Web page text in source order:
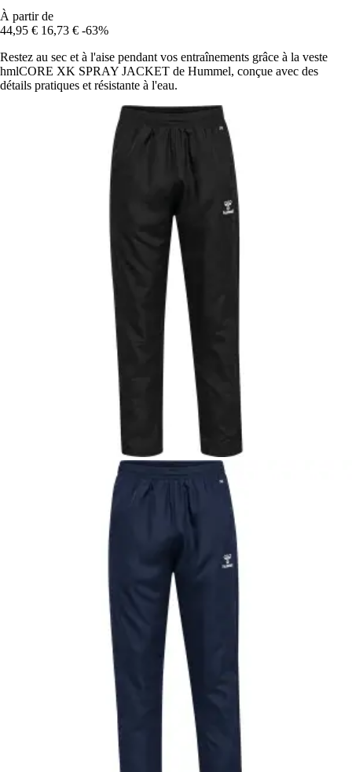
À partir de
44,95 € 16,73 € -63%
Restez au sec et à l'aise pendant vos entraînements grâce à la veste
hmlCORE XK SPRAY JACKET de Hummel, conçue avec des
détails pratiques et résistante à l'eau.